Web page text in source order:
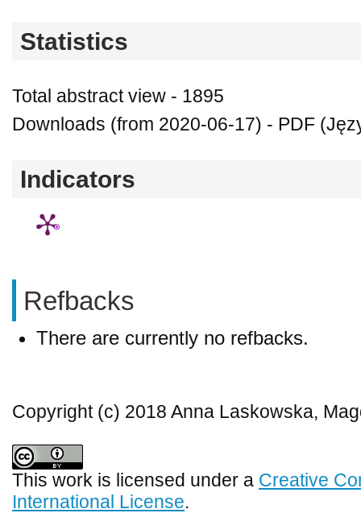
Statistics
Total abstract view - 1895
Downloads (from 2020-06-17) - PDF
Indicators
Refbacks
There are currently no refbacks.
Copyright (c) 2018 Anna Laskowska,
This work is licensed under a Creative
International License.